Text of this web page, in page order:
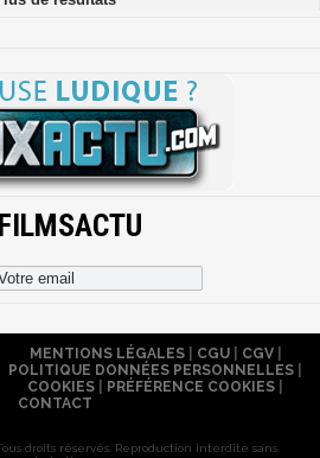
MENTIONS LÉGALES| CGU| CGV|
POLITIQUE DONNÉES PERSONNELLES
COOKIES
PRÉFÉRENCE COOKIES
CONTACT
droits réservés. Reproduction interdite sans